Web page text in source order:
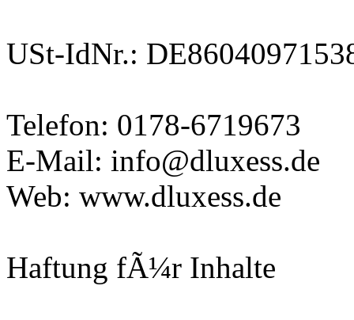
USt-IdNr.:
Telefon: 0178-6719673
E-Mail: info@dluxess.de
Web: www.dluxess.de
Haftung fÃ¼r Inhalte